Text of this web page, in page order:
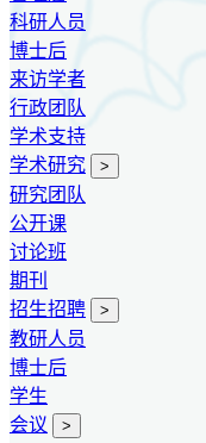
科研人员
博士后
来访学者
行政团队
学术支持
学术研究
>
研究团队
公开课
讨论班
期刊
招生招聘
>
教研人员
博士后
学生
会议
>